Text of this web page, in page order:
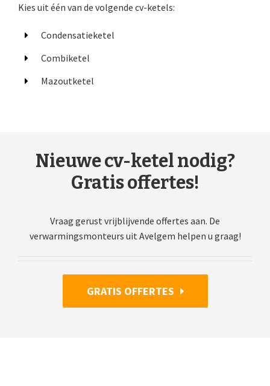
Kies uit één van de volgende cv-ketels:
Condensatieketel
Combiketel
Mazoutketel
Nieuwe cv-ketel nodig?
Gratis offertes!
Vraag gerust vrijblijvende offertes aan. De
verwarmingsmonteurs uit Avelgem helpen u graag!
GRATIS OFFERTES